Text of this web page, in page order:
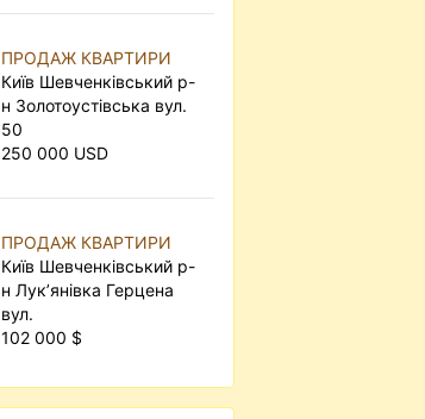
ПРОДАЖ КВАРТИРИ
Київ Шевченківський р-
н Золотоустівська вул.
50
250 000 USD
ПРОДАЖ КВАРТИРИ
Київ Шевченківський р-
н Лук’янівка Герцена
вул.
102 000 $